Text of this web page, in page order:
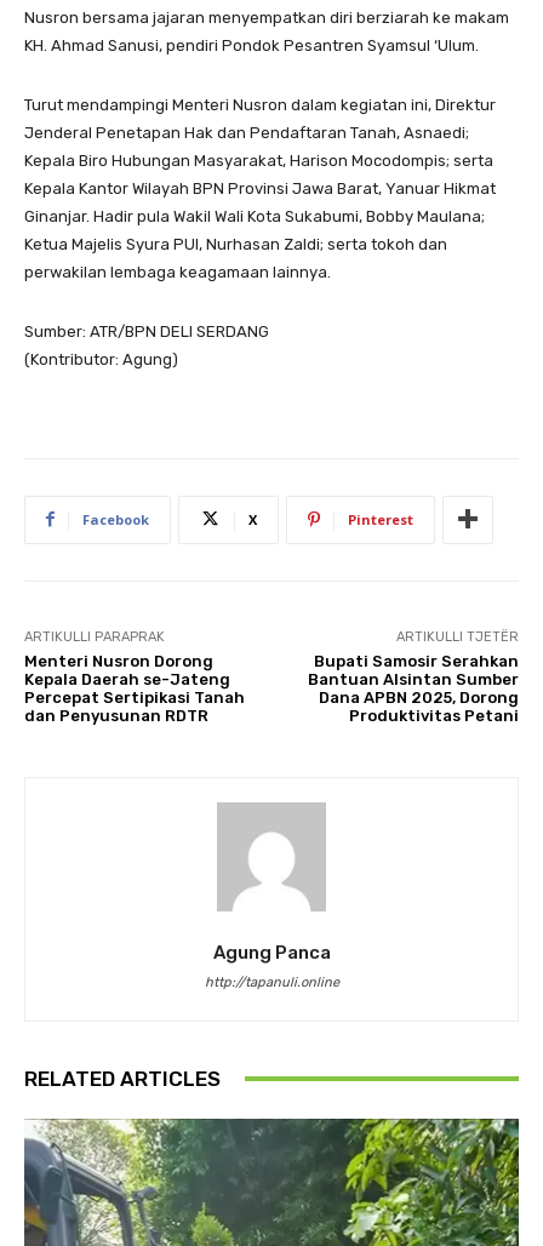
Nusron bersama jajaran menyempatkan diri berziarah ke makam
KH. Ahmad Sanusi, pendiri Pondok Pesantren Syamsul ‘Ulum.
Turut mendampingi Menteri Nusron dalam kegiatan ini, Direktur
Jenderal Penetapan Hak dan Pendaftaran Tanah, Asnaedi;
Kepala Biro Hubungan Masyarakat, Harison Mocodompis; serta
Kepala Kantor Wilayah BPN Provinsi Jawa Barat, Yanuar Hikmat
Ginanjar. Hadir pula Wakil Wali Kota Sukabumi, Bobby Maulana;
Ketua Majelis Syura PUI, Nurhasan Zaldi; serta tokoh dan
perwakilan lembaga keagamaan lainnya.
Sumber: ATR/BPN DELI SERDANG
(Kontributor: Agung)
Facebook X Pinterest
ARTIKULLI PARAPRAK
Menteri Nusron Dorong
Kepala Daerah se-Jateng
Percepat Sertipikasi Tanah
dan Penyusunan RDTR
ARTIKULLI TJETËR
Bupati Samosir Serahkan
Bantuan Alsintan Sumber
Dana APBN 2025, Dorong
Produktivitas Petani
Agung Panca
http://tapanuli.online
RELATED ARTICLES